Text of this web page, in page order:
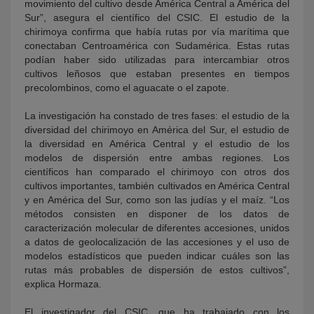
movimiento del cultivo desde América Central a América del
Sur”, asegura el científico del CSIC. El estudio de la
chirimoya confirma que había rutas por vía marítima que
conectaban Centroamérica con Sudamérica. Estas rutas
podían haber sido utilizadas para intercambiar otros
cultivos leñosos que estaban presentes en tiempos
precolombinos, como el aguacate o el zapote.
La investigación ha constado de tres fases: el estudio de la
diversidad del chirimoyo en América del Sur, el estudio de
la diversidad en América Central y el estudio de los
modelos de dispersión entre ambas regiones. Los
científicos han comparado el chirimoyo con otros dos
cultivos importantes, también cultivados en América Central
y en América del Sur, como son las judías y el maíz. “Los
métodos consisten en disponer de los datos de
caracterización molecular de diferentes accesiones, unidos
a datos de geolocalización de las accesiones y el uso de
modelos estadísticos que pueden indicar cuáles son las
rutas más probables de dispersión de estos cultivos”,
explica Hormaza.